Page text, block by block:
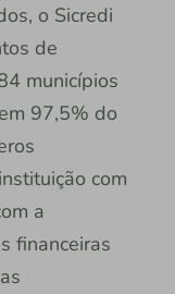
o Sicredi
de
municípios
97,5% do
com
a
financeiras